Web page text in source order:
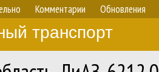
Комментарии Обновления
транспорт